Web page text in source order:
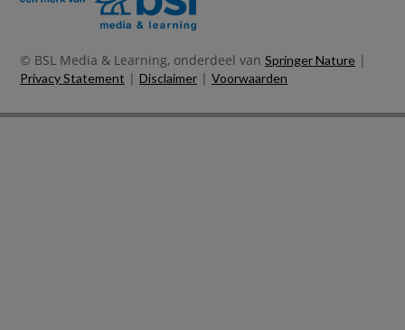
© BSL Media & Learning, onderdeel van Springer Nature |
Privacy Statement | Disclaimer | Voorwaarden